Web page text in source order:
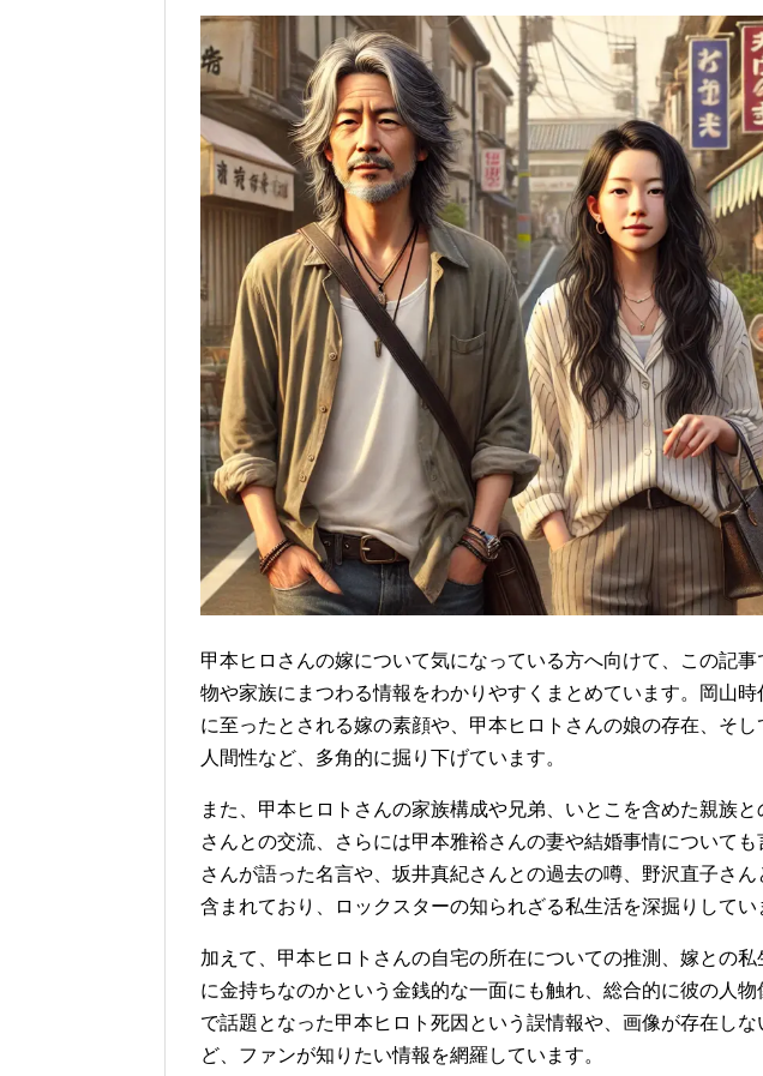
甲本ヒロさんの嫁について気になっている方へ向けて、この記
物や家族にまつわる情報をわかりやすくまとめています。岡山
に至ったとされる嫁の素顔や、甲本ヒロトさんの娘の存在、そ
人間性など、多角的に掘り下げています。
また、甲本ヒロトさんの家族構成や兄弟、いとこを含めた親族
さんとの交流、さらには甲本雅裕さんの妻や結婚事情について
さんが語った名言や、坂井真紀さんとの過去の噂、野沢直子さ
含まれており、ロックスターの知られざる私生活を深掘りしてい
加えて、甲本ヒロトさんの自宅の所在についての推測、嫁との
に金持ちなのかという金銭的な一面にも触れ、総合的に彼の人
で話題となった甲本ヒロト死因という誤情報や、画像が存在し
ど、ファンが知りたい情報を網羅しています。